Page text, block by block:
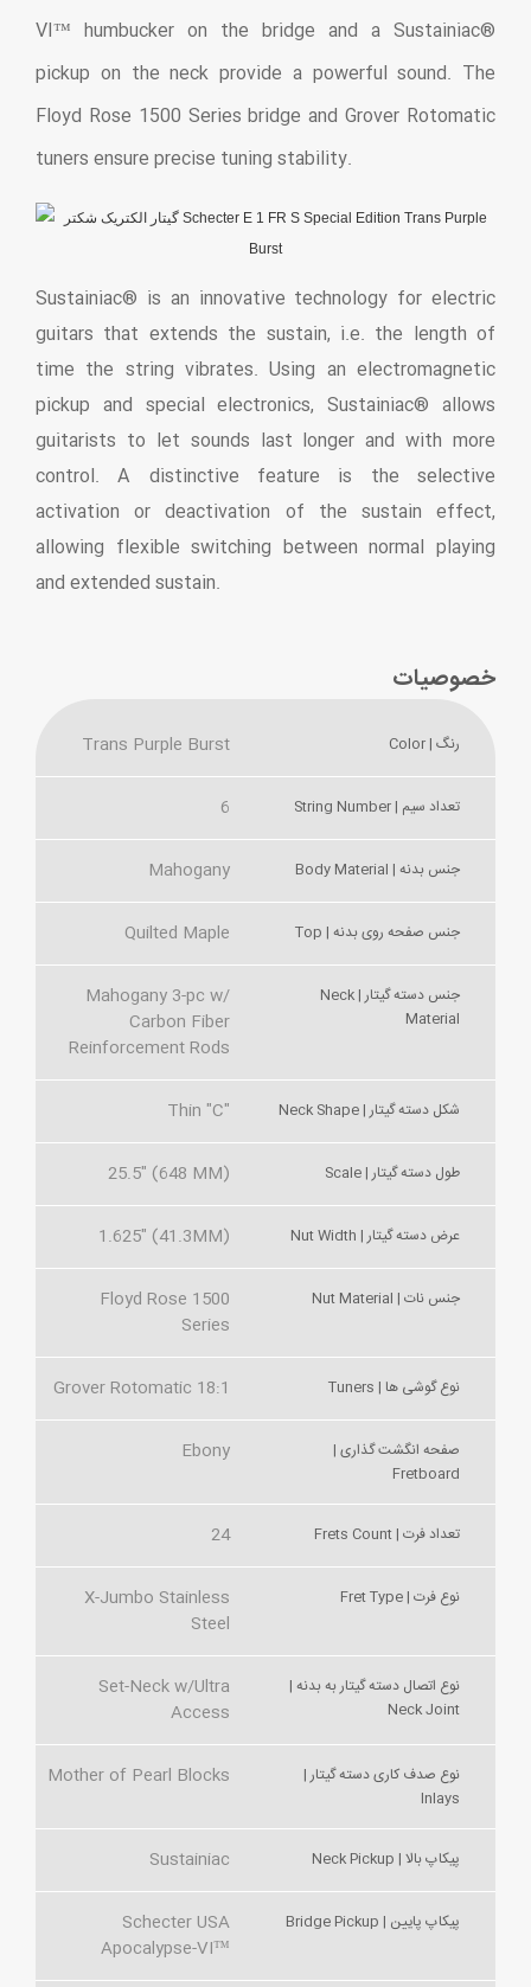
VI™ humbucker on the bridge and a Sustainiac®
pickup on the neck provide a powerful sound. The
Floyd Rose 1500 Series bridge and Grover Rotomatic
tuners ensure precise tuning stability.
Sustainiac® is an innovative technology for electric
guitars that extends the sustain, i.e. the length of
time the string vibrates. Using an electromagnetic
pickup and special electronics, Sustainiac® allows
guitarists to let sounds last longer and with more
control. A distinctive feature is the selective
activation or deactivation of the sustain effect,
allowing flexible switching between normal playing
and extended sustain.
خصوصیات
رنگ | Color Trans Purple Burst
تعداد سیم | String Number 6
جنس بدنه | Body Material Mahogany
جنس صفحه روی بدنه | Top Quilted Maple
جنس دسته گیتار | Neck
Material
Mahogany 3-pc w/
Carbon Fiber
Reinforcement Rods
شکل دسته گیتار | Neck Shape Thin "C"
طول دسته گیتار | Scale 25.5" (648 MM)
عرض دسته گیتار | Nut Width 1.625" (41.3MM)
جنس نات | Nut Material
Floyd Rose 1500
Series
نوع گوشی ها | Tuners Grover Rotomatic 18:1
صفحه انگشت گذاری |
Fretboard
Ebony
تعداد فرت | Frets Count 24
نوع فرت | Fret Type
X-Jumbo Stainless
Steel
نوع اتصال دسته گیتار به بدنه |
Neck Joint
Set-Neck w/Ultra
Access
نوع صدف کاری دسته گیتار |
Inlays
Mother of Pearl Blocks
پیکاپ بالا | Neck Pickup Sustainiac
پیکاپ پایین | Bridge Pickup
Schecter USA
Apocalypse-VI™